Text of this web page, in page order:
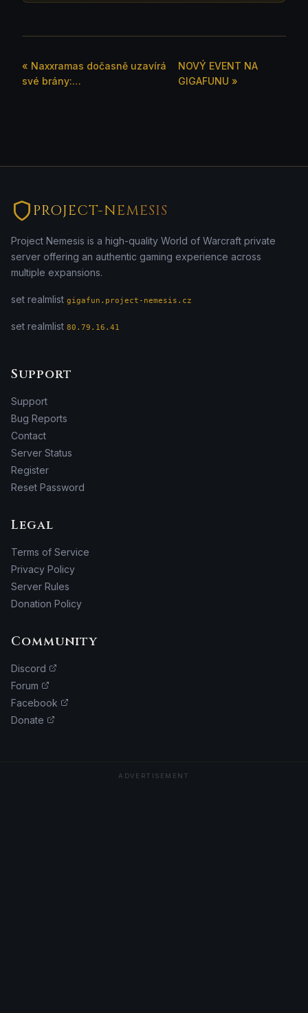
« Naxxramas dočasně uzavírá
své brány:…
NOVÝ EVENT NA
GIGAFUNU »
PROJECT-NEMESIS
Project Nemesis is a high-quality World of Warcraft private
server offering an authentic gaming experience across
multiple expansions.
set realmlist gigafun.project-nemesis.cz
set realmlist 80.79.16.41
Support
Support
Bug Reports
Contact
Server Status
Register
Reset Password
Legal
Terms of Service
Privacy Policy
Server Rules
Donation Policy
Community
Discord
Forum
Facebook
Donate
ADVERTISEMENT